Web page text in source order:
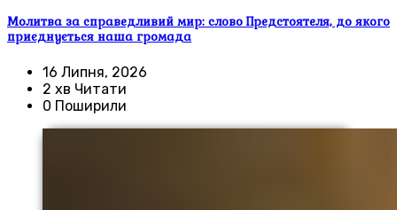
Молитва за справедливий мир: слово Предстоятеля, до якого
приєднується наша громада
16 Липня, 2026
2 хв Читати
0 Поширили